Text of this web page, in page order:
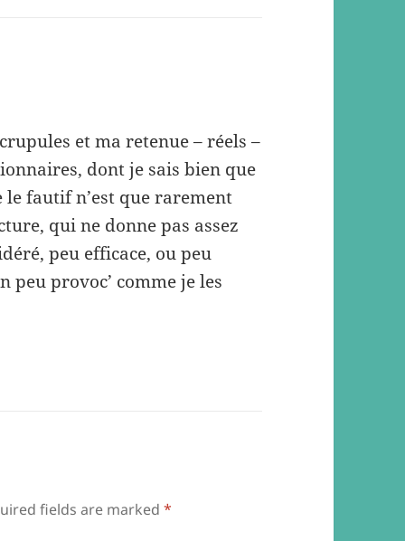
et ma retenue – réels –
dont je sais bien que
le fautif n’est que rarement
qui ne donne pas assez
peu efficace, ou peu
peu provoc’ comme je les
fields are marked*